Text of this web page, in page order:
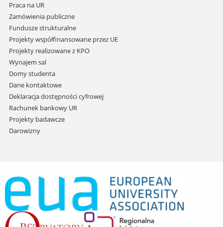
Praca na UR
Zamówienia publiczne
Fundusze strukturalne
Projekty współfinansowane przez UE
Projekty realizowane z KPO
Wynajem sal
Domy studenta
Dane kontaktowe
Deklaracja dostępności cyfrowej
Rachunek bankowy UR
Projekty badawcze
Darowizny